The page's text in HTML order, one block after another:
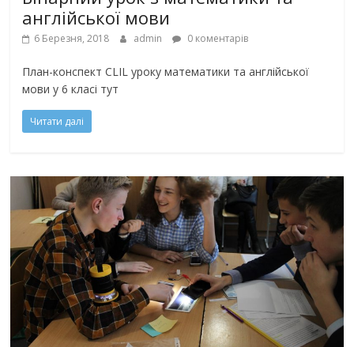
англійської мови
6 Березня, 2018 admin 0 коментарів
План-конспект CLIL уроку математики та англійської
мови у 6 класі тут
Читати далі